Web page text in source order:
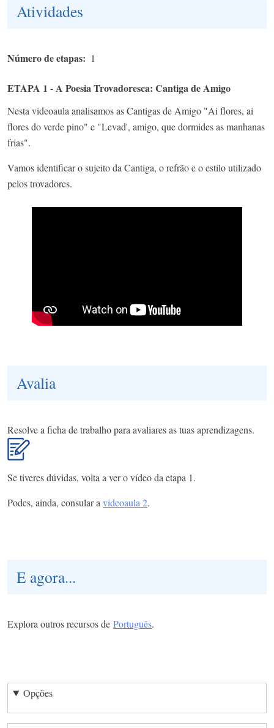
Atividades
Número de etapas 1
ETAPA 1 - A Poesia Trovadoresca: Cantiga de Amigo
Nesta videoaula analisamos as Cantigas de Amigo "Ai flores, ai
flores do verde pino" e "Levad', amigo, que dormides as manhanas
frias".
Vamos identificar o sujeito da Cantiga, o refrão e o estilo utilizado
pelos trovadores.
Avalia
Resolve a ficha de trabalho para avaliares as tuas aprendizagens.
Se tiveres dúvidas, volta a ver o vídeo da etapa 1.
Podes, ainda, consular a videoaula 2.
E agora...
Explora outros recursos de Português.
Opções